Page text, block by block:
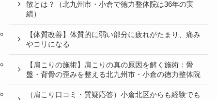
散とは？（北九州市・小倉で徳力整体院は36年の実
績）
【体質改善】体質的に弱い部分に疲れがたまり、痛み
やコリになる
【肩こりの施術】肩こりの真の原因を解く施術：骨
盤・背骨の歪みを整える北九州市・小倉の徳力整体院
（肩こり口コミ・質疑応答）小倉北区からも経験でも